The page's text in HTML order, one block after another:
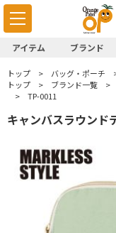
アイテム ブランド
トップ バッグ・ポーチ
トップ
ブランド一覧
TP-0011
キャンバスラウンド